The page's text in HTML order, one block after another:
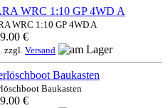
WRC 1:10 GP 4WD A
€
zzgl. Versand
Baukasten
€